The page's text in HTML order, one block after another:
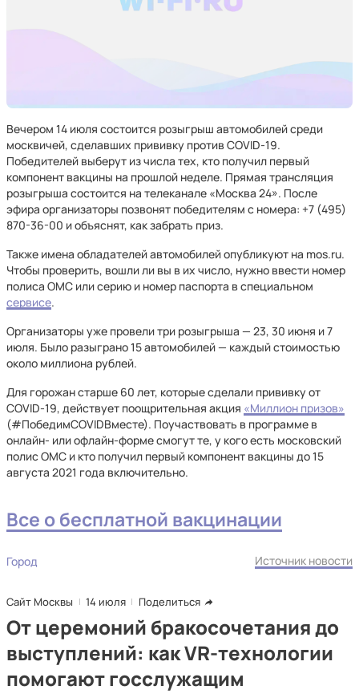
Вечером 14 июля состоится розыгрыш автомобилей среди
москвичей, сделавших прививку против COVID-19.
Победителей выберут из числа тех, кто получил первый
компонент вакцины на прошлой неделе. Прямая трансляция
розыгрыша состоится на телеканале «Москва 24». После
эфира организаторы позвонят победителям с номера: +7 (495)
870-36-00 и объяснят, как забрать приз.
Также имена обладателей автомобилей опубликуют на mos.ru.
Чтобы проверить, вошли ли вы в их число, нужно ввести номер
полиса ОМС или серию и номер паспорта в специальном
сервисе.
Организаторы уже провели три розыгрыша — 23, 30 июня и 7
июля. Было разыграно 15 автомобилей — каждый стоимостью
около миллиона рублей.
Для горожан старше 60 лет, которые сделали прививку от
COVID-19, действует поощрительная акция «Миллион призов»
(#ПобедимCOVIDВместе). Поучаствовать в программе в
онлайн- или офлайн-форме смогут те, у кого есть московский
полис ОМС и кто получил первый компонент вакцины до 15
августа 2021 года включительно.
Все о бесплатной вакцинации
Город Источник новости
Сайт Москвы 14 июля Поделиться
От церемоний бракосочетания до
выступлений: как VR-технологии
помогают госслужащим